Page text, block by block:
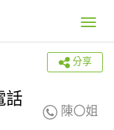
Toggle
分享
話
陳〇姐